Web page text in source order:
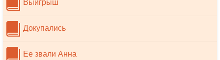
Выигрыш
Докупались
Ее звали Анна